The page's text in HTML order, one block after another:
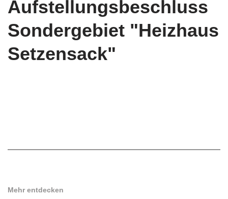
Aufstellungsbeschluss
Sondergebiet "Heizhaus
Setzensack"
Mehr entdecken